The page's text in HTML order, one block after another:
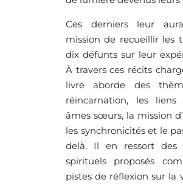
Ces derniers leur
mission de recueillir les
dix défunts sur leur
À travers ces récits
livre aborde des
réincarnation, les liens
âmes sœurs, la mission
les synchronicités et le
delà. Il en ressort des
spirituels proposés
pistes de réflexion sur la